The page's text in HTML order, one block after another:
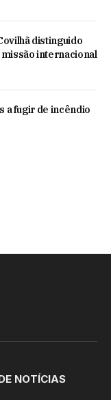
distinguido
internacional
a fugir de incêndio
NOTÍCIAS